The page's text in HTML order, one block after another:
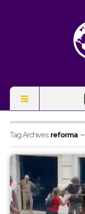
Tag Archives: reforma